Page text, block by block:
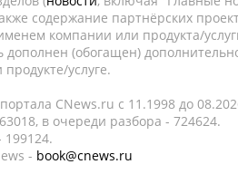
содержание партнёрских
компании или продукта/
(обогащен)
услуге.
CNews.ru c 11.1998 до
в очереди разбора - 724624.
199124.
- book@cnews.ru